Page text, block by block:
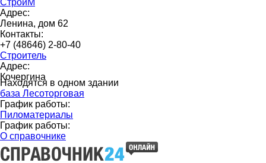
СтройМ
Адрес:
Ленина, дом 62
Контакты:
+7 (48646) 2-80-40
Строитель
Адрес:
Кочергина
Находятся в одном здании
база Лесоторговая
График работы:
Пиломатериалы
График работы:
О справочнике